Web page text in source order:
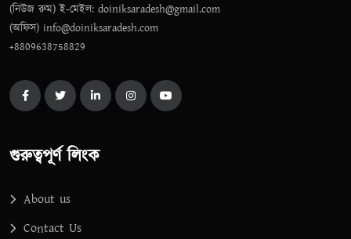
(নিউজ রুম) ই-মেইল: doiniksaradesh@gmail.com
(অফিস) info@doiniksaradesh.com
+8809638758829
গুরুত্বপূর্ণ লিংক
About us
Contact Us